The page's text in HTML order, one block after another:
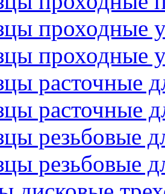
проходные
проходные
расточные
расточные
резьбовые
резьбовые